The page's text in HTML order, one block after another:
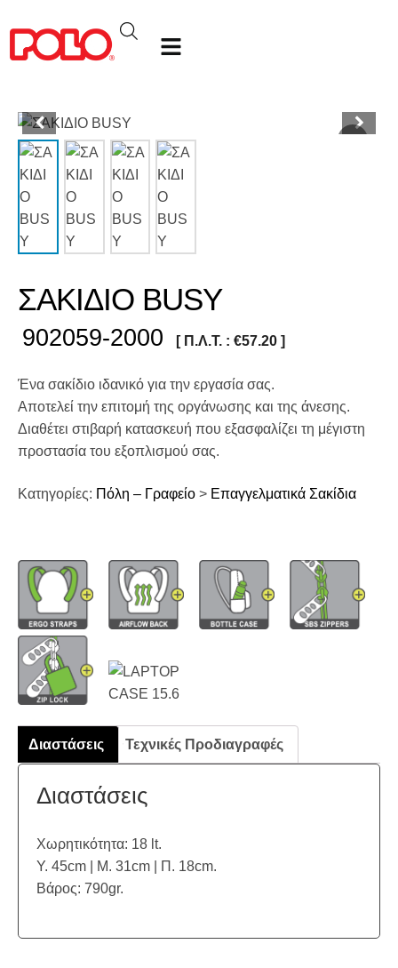
ΣΑΚΙΔΙΟ BUSY
902059-2000 [ Π.Λ.Τ. : €57.20 ]
Ένα σακίδιο ιδανικό για την εργασία σας.
Αποτελεί την επιτομή της οργάνωσης και της άνεσης.
Διαθέτει στιβαρή κατασκευή που εξασφαλίζει τη μέγιστη
προστασία του εξοπλισμού σας.
Κατηγορίες: Πόλη – Γραφείο > Επαγγελματικά Σακίδια
Διαστάσεις Τεχνικές Προδιαγραφές
Διαστάσεις
Χωρητικότητα: 18 lt.
Υ. 45cm | Μ. 31cm | Π. 18cm.
Βάρος: 790gr.